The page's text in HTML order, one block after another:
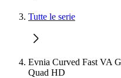
Tutte le serie
Evnia Curved Fast VA
Quad HD